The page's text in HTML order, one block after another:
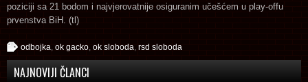
poziciji sa 21 bodom i najvjerovatnije osiguranim učešćem u play-offu
prvenstva BiH. (tl)
odbojka ok gacko ok sloboda rsd sloboda
NAJNOVIJI ČLANCI